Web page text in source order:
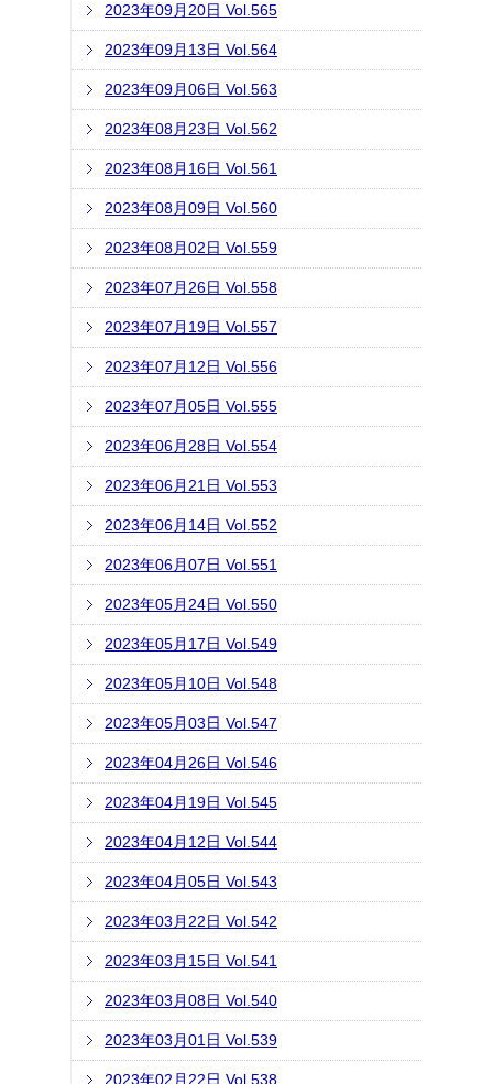
2023年09月20日 Vol.565
2023年09月13日 Vol.564
2023年09月06日 Vol.563
2023年08月23日 Vol.562
2023年08月16日 Vol.561
2023年08月09日 Vol.560
2023年08月02日 Vol.559
2023年07月26日 Vol.558
2023年07月19日 Vol.557
2023年07月12日 Vol.556
2023年07月05日 Vol.555
2023年06月28日 Vol.554
2023年06月21日 Vol.553
2023年06月14日 Vol.552
2023年06月07日 Vol.551
2023年05月24日 Vol.550
2023年05月17日 Vol.549
2023年05月10日 Vol.548
2023年05月03日 Vol.547
2023年04月26日 Vol.546
2023年04月19日 Vol.545
2023年04月12日 Vol.544
2023年04月05日 Vol.543
2023年03月22日 Vol.542
2023年03月15日 Vol.541
2023年03月08日 Vol.540
2023年03月01日 Vol.539
2023年02月22日 Vol.538